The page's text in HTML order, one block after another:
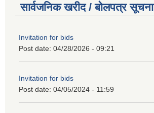
सार्वजनिक खरीद / बोलपत्र सूचना
Invitation for bids
Post date: 04/28/2026 - 09:21
Invitation for bids
Post date: 04/05/2024 - 11:59